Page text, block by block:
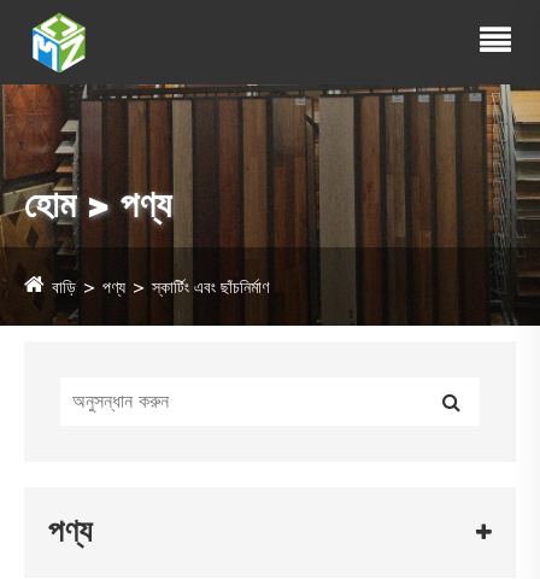
হোম > পণ্য
বাড়ি পণ্য স্কার্টিং এবং ছাঁচনির্মাণ
পণ্য